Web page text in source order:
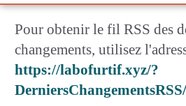
Pour obtenir le fil RSS des
changements, utilisez
https://labofurtif.xyz/?